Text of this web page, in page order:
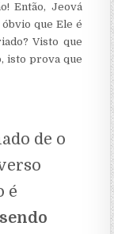
Então, Jeová
que Ele é
Visto que
isto prova que
de o
é
sendo